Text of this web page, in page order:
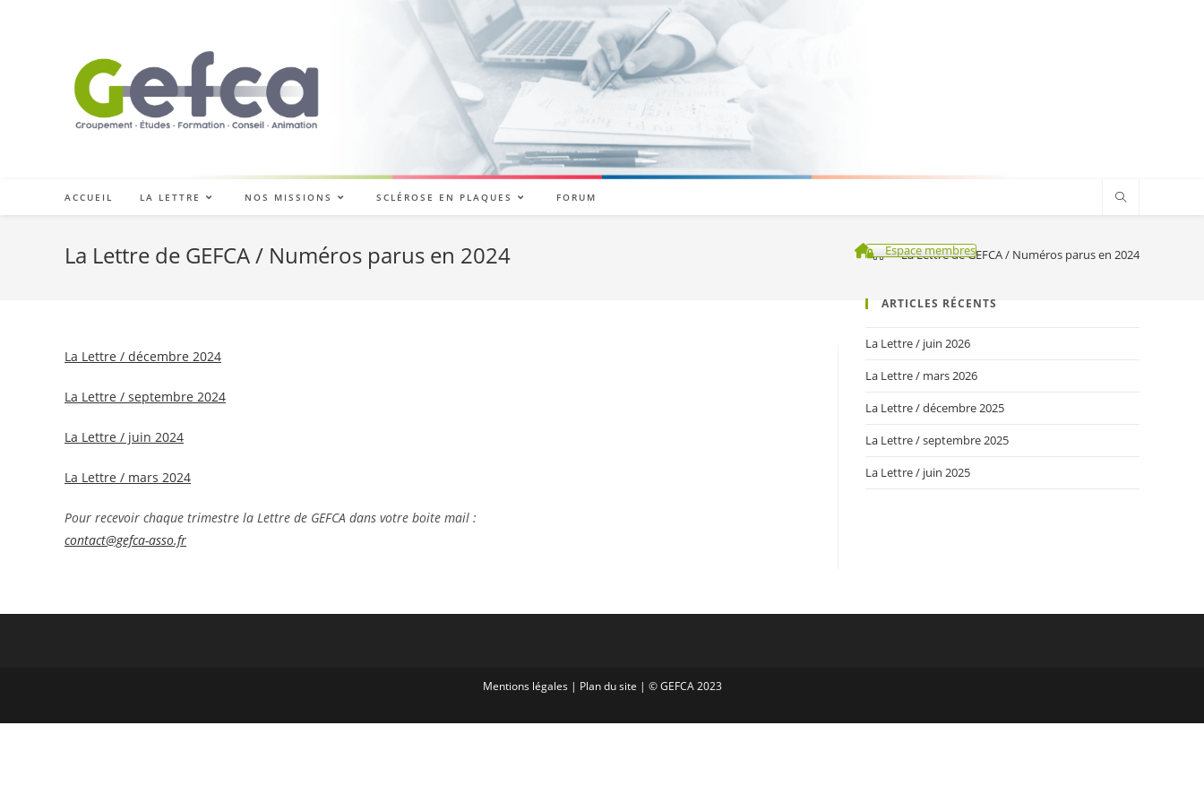
ACCUEIL LA LETTRE NOS MISSIONS SCLÉROSE EN PLAQUES FORUM
La Lettre de GEFCA / Numéros parus en 2024 > La Lettre de GEFCA / Numéros parus en 2024
La Lettre / décembre 2024
La Lettre / septembre 2024
La Lettre / juin 2024
La Lettre / mars 2024
Pour recevoir chaque trimestre la Lettre de GEFCA dans votre boite mail :
contact@gefca-asso.fr
Espace membres
ARTICLES RÉCENTS
La Lettre / juin 2026
La Lettre / mars 2026
La Lettre / décembre 2025
La Lettre / septembre 2025
La Lettre / juin 2025
Mentions légales| Plan du site | © GEFCA 2023